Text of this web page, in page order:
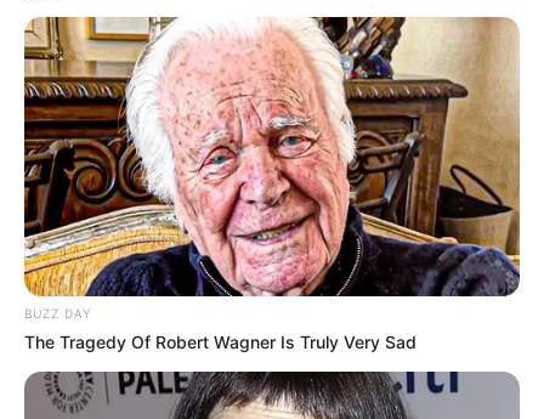
BUZZ DAY
The Tragedy Of Robert Wagner Is Truly Very Sad